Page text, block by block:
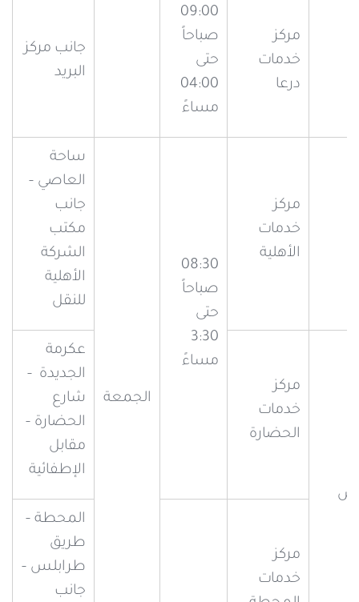
مركز
خدمات
درعا
09:00
صباحاً
حتى
04:00
مساءً
جانب مركز
البريد
مركز
خدمات
الأهلية
08:30
صباحاً
حتى
3:30
مساءً
الجمعة
ساحة
العاصي –
جانب
مكتب
الشركة
الأهلية
للنقل
مركز
خدمات
الحضارة
عكرمة
الجديدة –
شارع
الحضارة –
مقابل
الإطفائية
مركز
خدمات
المحطة –
طريق
طرابلس –
جانب